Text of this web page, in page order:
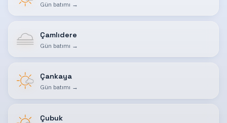
Gün batımı →
Çamlıdere
Gün batımı →
Çankaya
Gün batımı →
Çubuk